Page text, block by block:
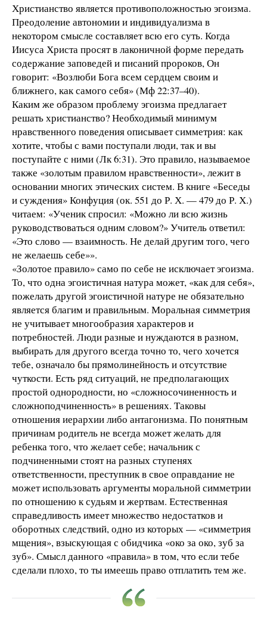
Христианство является противоположностью эгоизма.
Преодоление автономии и индивидуализма в
некотором смысле составляет всю его суть. Когда
Иисуса Христа просят в лаконичной форме передать
содержание заповедей и писаний пророков, Он
говорит: «Возлюби Бога всем сердцем своим и
ближнего, как самого себя» (Мф 22:37–40).
Каким же образом проблему эгоизма предлагает
решать христианство? Необходимый минимум
нравственного поведения описывает симметрия: как
хотите, чтобы с вами поступали люди, так и вы
поступайте с ними (Лк 6:31). Это правило, называемое
также «золотым правилом нравственности», лежит в
основании многих этических систем. В книге «Беседы
и суждения» Конфуция (ок. 551 до Р. Х. — 479 до Р. Х.)
читаем: «Ученик спросил: «Можно ли всю жизнь
руководствоваться одним словом?» Учитель ответил:
«Это слово — взаимность. Не делай другим того, чего
не желаешь себе»».
«Золотое правило» само по себе не исключает эгоизма.
То, что одна эгоистичная натура может, «как для себя»,
пожелать другой эгоистичной натуре не обязательно
является благим и правильным. Моральная симметрия
не учитывает многообразия характеров и
потребностей. Люди разные и нуждаются в разном,
выбирать для другого всегда точно то, чего хочется
тебе, означало бы прямолинейность и отсутствие
чуткости. Есть ряд ситуаций, не предполагающих
простой однородности, но «сложносочиненность и
сложноподчиненность» в решениях. Таковы
отношения иерархии либо антагонизма. По понятным
причинам родитель не всегда может желать для
ребенка того, что желает себе; начальник с
подчиненными стоят на разных ступенях
ответственности, преступник в свое оправдание не
может использовать аргументы моральной симметрии
по отношению к судьям и жертвам. Естественная
справедливость имеет множество недостатков и
оборотных следствий, одно из которых — «симметрия
мщения», взыскующая с обидчика «око за око, зуб за
зуб». Смысл данного «правила» в том, что если тебе
сделали плохо, то ты имеешь право отплатить тем же.